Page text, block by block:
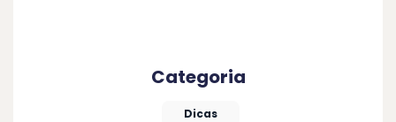
Categoria
Dicas